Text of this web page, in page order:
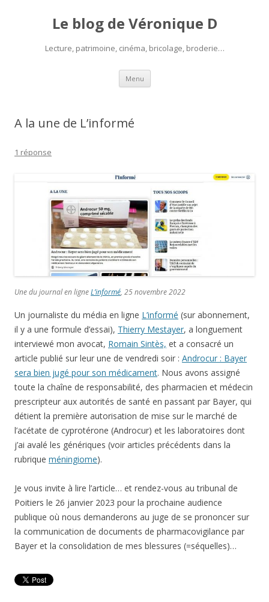
Le blog de Véronique D
Lecture, patrimoine, cinéma, bricolage, broderie…
Menu Aller
contenu
A la une de L’informé
1 réponse
Une du journal en ligneL’informé, 25 novembre 2022
Un journaliste du média en ligne L’informé (sur abonnement,
il y a une formule d’essai), Thierry Mestayer, a longuement
interviewé mon avocat, Romain Sintès, et a consacré un
article publié sur leur une de vendredi soir : Androcur : Bayer
sera bien jugé pour son médicament. Nous avons assigné
toute la chaîne de responsabilité, des pharmacien et médecin
prescripteur aux autorités de santé en passant par Bayer, qui
détient la première autorisation de mise sur le marché de
l’acétate de cyprotérone (Androcur) et les laboratoires dont
j’ai avalé les génériques (voir articles précédents dans la
rubrique méningiome).
Je vous invite à lire l’article… et rendez-vous au tribunal de
Poitiers le 26 janvier 2023 pour la prochaine audience
publique où nous demanderons au juge de se prononcer sur
la communication de documents de pharmacovigilance par
Bayer et la consolidation de mes blessures (=séquelles)…